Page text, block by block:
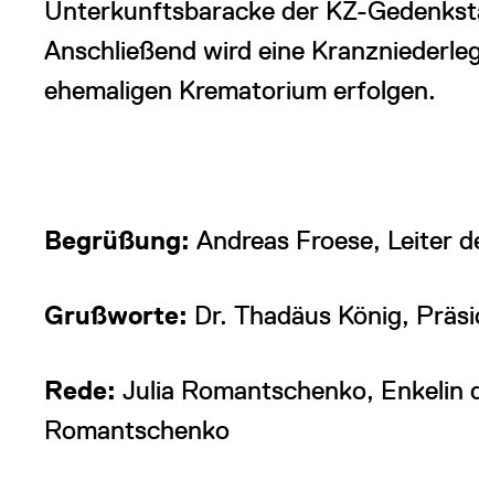
Unterkunftsbaracke der KZ-
Anschließend wird eine
ehemaligen Krematorium erfolgen.
Begrüßung: Andreas Froese, Leiter
Grußworte: Dr. Thadäus König,
Rede: Julia Romantschenko, Enkelin
Romantschenko